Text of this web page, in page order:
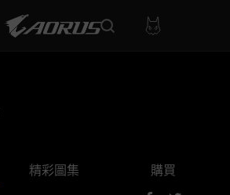
精彩圖集 購買